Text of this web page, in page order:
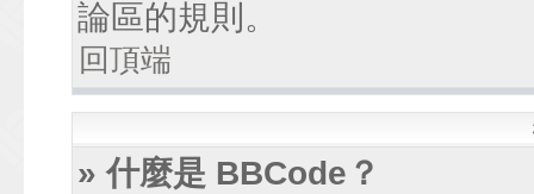
論區的規則。
回頂端
» 什麼是 BBCode？